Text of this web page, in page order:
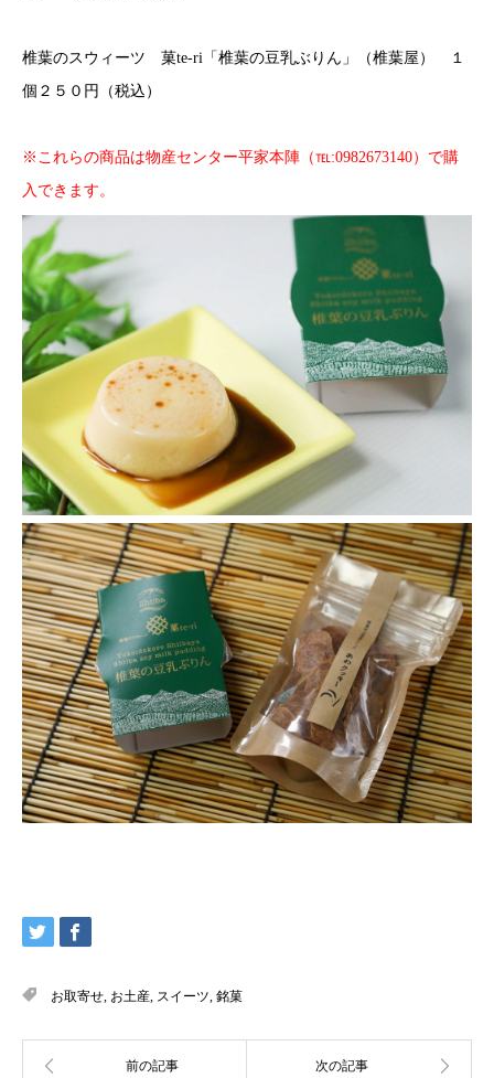
椎葉のスウィーツ 菓te-ri「椎葉の豆乳ぶりん」（椎葉屋） １
個２５０円（税込）
※これらの商品は物産センター平家本陣（℡:0982673140）で購
入できます。
お取寄せ お土産 スイーツ 銘菓